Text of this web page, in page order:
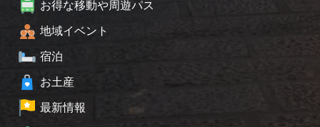
お得な移動や周遊パス
地域イベント
宿泊
お土産
最新情報